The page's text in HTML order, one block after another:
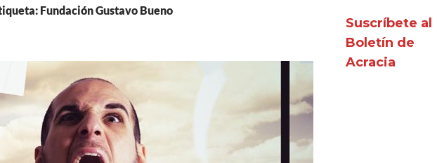
Fundación Gustavo Bueno
Suscríbete al
Boletín de
Acracia